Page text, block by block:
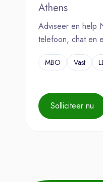
Athens
Adviseer en help
telefoon, chat en
MBO Vast
Solliciteer nu